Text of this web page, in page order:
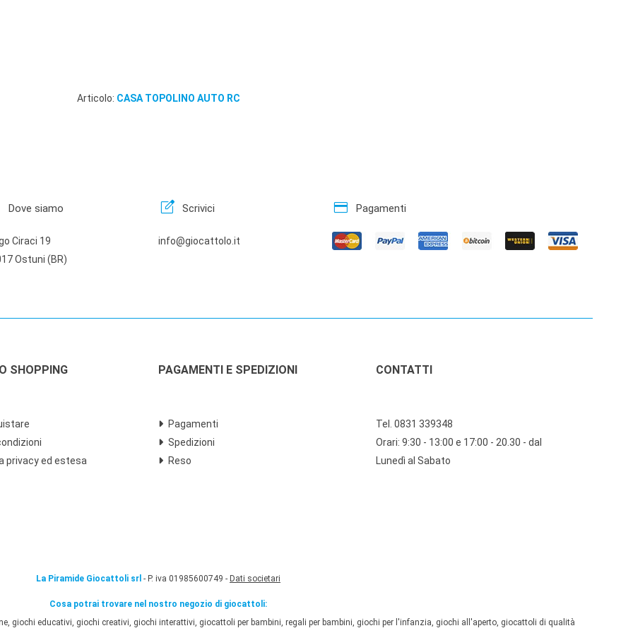
Articolo: CASA TOPOLINO AUTO RC
Dove siamo
Ciraci 19
Ostuni (BR)
edit_square Scrivici
info@giocattolo.it
credit_card Pagamenti
SHOPPING
privacy ed estesa
PAGAMENTI E SPEDIZIONI
Pagamenti
Spedizioni
Reso
CONTATTI
Tel. 0831 339348
Orari: 9:30 - 13:00 e 17:00 - 20.30 - dal
Lunedì al Sabato
La Piramide Giocattoli srl - P. iva 01985600749 - Dati societari
Cosa potrai trovare nel nostro negozio di giocattoli:
giochi educativi, giochi creativi, giochi interattivi, giocattoli per bambini, regali per bambini, giochi per l'infanzia, giochi all'aperto, giocattoli di qualità